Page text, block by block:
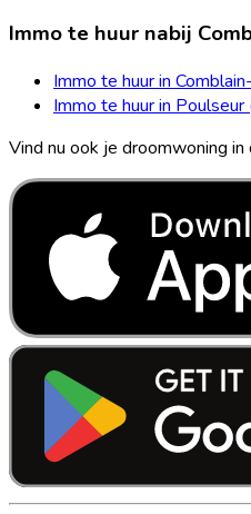
Immo te huur nabij
Immo te huur in
Immo te huur in
Vind nu ook je droomwoning